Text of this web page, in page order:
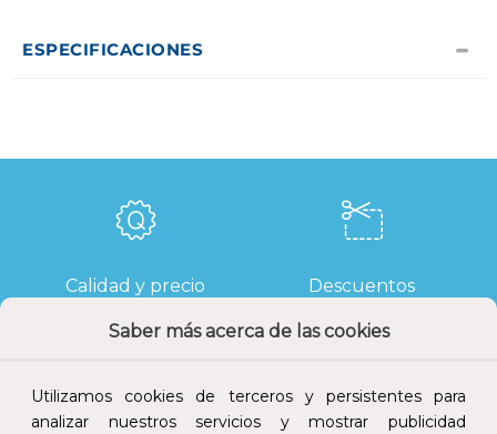
Saber más acerca de las cookies
Utilizamos cookies de terceros y persistentes para
analizar nuestros servicios y mostrar publicidad
ESPECIFICACIONES
Calidad y precio Descuentos
Devoluciones Pago seguro